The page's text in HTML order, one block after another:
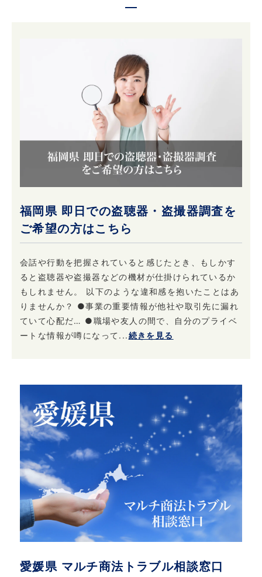
福岡県 即日での盗聴器・盗撮器調査を
ご希望の方はこちら
会話や行動を把握されていると感じたとき、もしかす
ると盗聴器や盗撮器などの機材が仕掛けられているか
もしれません。 以下のような違和感を抱いたことはあ
りませんか？ ●事業の重要情報が他社や取引先に漏れ
ていて心配だ… ●職場や友人の間で、自分のプライベ
ートな情報が噂になって...続きを見る
愛媛県 マルチ商法トラブル相談窓口